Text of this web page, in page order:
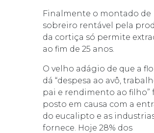
Finalmente o montado de
sobreiro rentável pela
da cortiça só permite
ao fim de 25 anos.
O velho adágio de que a
dá “despesa ao avô,
pai e rendimento ao filho”
posto em causa com a
do eucalipto e as
fornece. Hoje 28% dos